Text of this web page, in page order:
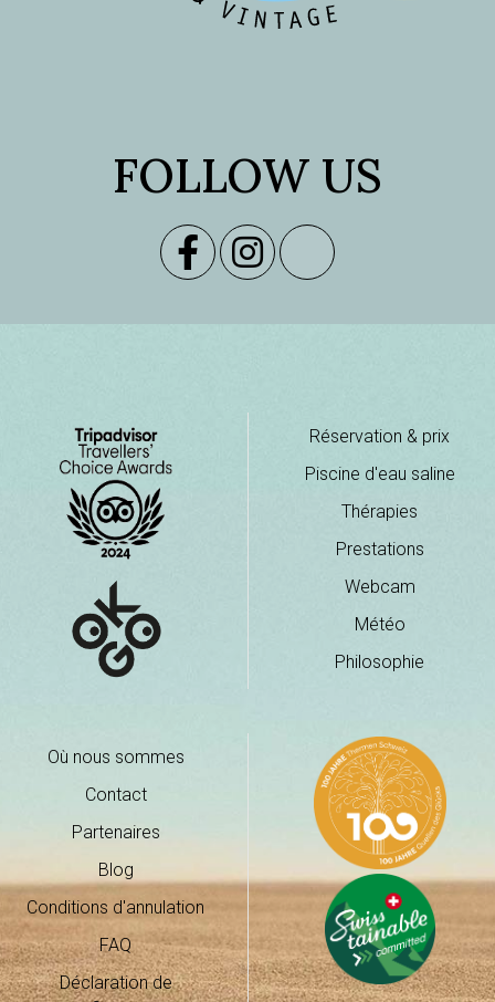
FOLLOW US
Réservation & prix
Piscine d'eau saline
Thérapies
Prestations
Webcam
Météo
Philosophie
Où nous sommes
Contact
Partenaires
Blog
Conditions d'annulation
FAQ
Déclaration de